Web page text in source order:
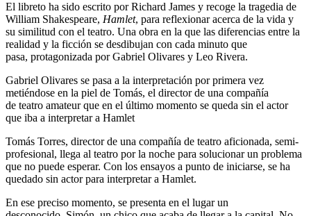
El libreto ha sido escrito por Richard James y recoge la tragedia de
William Shakespeare, Hamlet, para reflexionar acerca de la vida y
su similitud con el teatro. Una obra en la que las diferencias entre la
realidad y la ficción se desdibujan con cada minuto que
pasa, protagonizada por Gabriel Olivares y Leo Rivera.
Gabriel Olivares se pasa a la interpretación por primera vez
metiéndose en la piel de Tomás, el director de una compañía
de teatro amateur que en el último momento se queda sin el actor
que iba a interpretar a Hamlet
Tomás Torres, director de una compañía de teatro aficionada, semi-
profesional, llega al teatro por la noche para solucionar un problema
que no puede esperar. Con los ensayos a punto de iniciarse, se ha
quedado sin actor para interpretar a Hamlet.
En ese preciso momento, se presenta en el lugar un